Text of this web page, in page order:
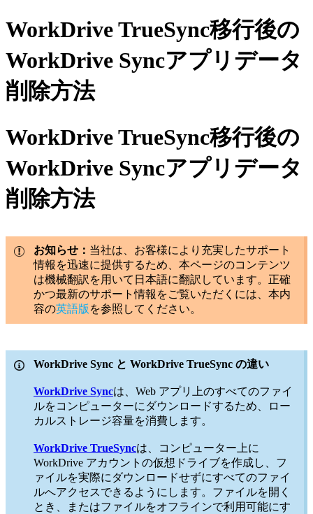
WorkDrive TrueSync移行後の
WorkDrive Syncアプリデータ
削除方法
WorkDrive TrueSync移行後の
WorkDrive Syncアプリデータ
削除方法
お知らせ： 当社は、お客様により充実したサポート
情報を迅速に提供するため、本ページのコンテンツ
は機械翻訳を用いて日本語に翻訳しています。正確
かつ最新のサポート情報をご覧いただくには、本内
容の英語版 を参照してください。
WorkDrive Sync と WorkDrive TrueSync の違い
WorkDrive Syncは、Web アプリ上のすべてのファイ
ルをコンピューターにダウンロードするため、ロー
カルストレージ容量を消費します。
WorkDrive TrueSyncは、コンピューター上に
WorkDrive アカウントの仮想ドライブを作成し、フ
ァイルを実際にダウンロードせずにすべてのファイ
ルへアクセスできるようにします。ファイルを開く
とき、またはファイルをオフラインで利用可能にす